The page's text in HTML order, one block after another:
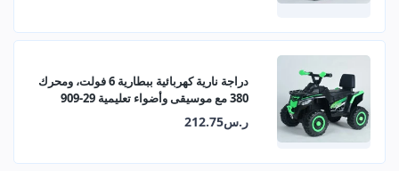
دراجة نارية كهربائية ببطارية 6 فولت، ومحرك
380 مع موسيقى وأضواء تعليمية 29-909
ر.س212.75